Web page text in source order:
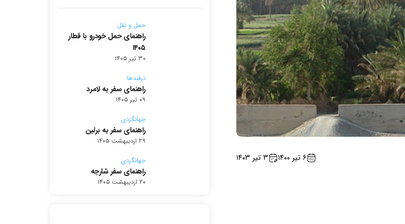
۶ تیر ۱۴۰۰ ۳ تیر ۱۴۰۳
حمل و نقل
راهنمای حمل خودرو با قطار
۱۴۰۵
۳۰ تیر ۱۴۰۵
ترفندها
راهنمای سفر به لامرد
۰۹ تیر ۱۴۰۵
جهانگردی
راهنمای سفر به برلین
۲۹ اردیبهشت ۱۴۰۵
جهانگردی
راهنمای سفر شارجه
۲۰ اردیبهشت ۱۴۰۵